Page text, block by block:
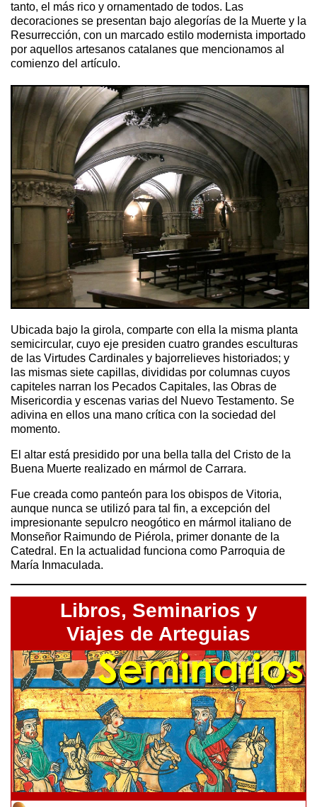
tanto, el más rico y ornamentado de todos. Las
decoraciones se presentan bajo alegorías de la Muerte y la
Resurrección, con un marcado estilo modernista importado
por aquellos artesanos catalanes que mencionamos al
comienzo del artículo.
Ubicada bajo la girola, comparte con ella la misma planta
semicircular, cuyo eje presiden cuatro grandes esculturas
de las Virtudes Cardinales y bajorrelieves historiados; y
las mismas siete capillas, divididas por columnas cuyos
capiteles narran los Pecados Capitales, las Obras de
Misericordia y escenas varias del Nuevo Testamento. Se
adivina en ellos una mano crítica con la sociedad del
momento.
El altar está presidido por una bella talla del Cristo de la
Buena Muerte realizado en mármol de Carrara.
Fue creada como panteón para los obispos de Vitoria,
aunque nunca se utilizó para tal fin, a excepción del
impresionante sepulcro neogótico en mármol italiano de
Monseñor Raimundo de Piérola, primer donante de la
Catedral. En la actualidad funciona como Parroquia de
María Inmaculada.
Libros, Seminarios y
Viajes de Arteguias